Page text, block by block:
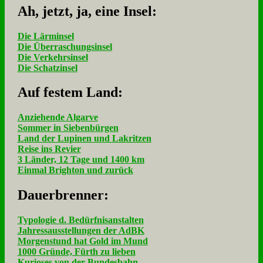
Ah, jetzt, ja, ei­ne In­sel:
Die Lärminsel
Die Überraschungsinsel
Die Verkehrsinsel
Die Schatzinsel
Auf fe­stem Land:
Anziehende Algarve
Sommer in Siebenbürgen
Land der Lupinen und Lakritzen
Reise ins Revier
3 Länder, 12 Tage und 1400 km
Einmal Brighton und zurück
Dau­er­bren­ner:
Typologie d. Bedürfnisanstalten
Jahressausstellungen der AdBK
Morgenstund hat Gold im Mund
1000 Gründe, Fürth zu lieben